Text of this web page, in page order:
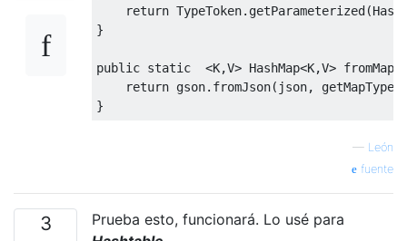
return TypeToken. getParameterized(
}
public static <K,V> HashMap<K,V> fromMap
return gson. fromJson( json, getMapType
}
— León
fuente
3
Prueba esto, funcionará. Lo usé para